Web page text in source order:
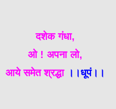
दशेक गंधा,
ओ ! अपना लो,
आये समेत श्रद्धा ।।धूपं।।